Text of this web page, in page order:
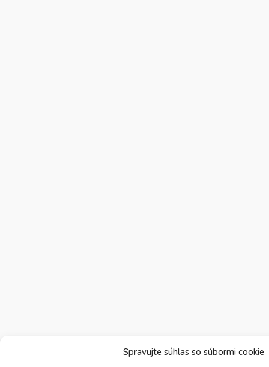
Spravujte súhlas so súbormi cookie